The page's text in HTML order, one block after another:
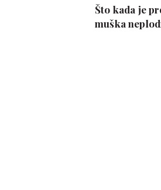
Što kada je
muška